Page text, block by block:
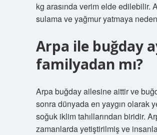
kg arasında verim elde edilebilir.
sulama ve yağmur yatmaya
Arpa ile buğday
familyadan mı?
Arpa buğday ailesine aittir ve
sonra dünyada en yaygın olarak
soğuk iklim tahıllarından biridir.
zamanlarda yetiştirilmiş ve